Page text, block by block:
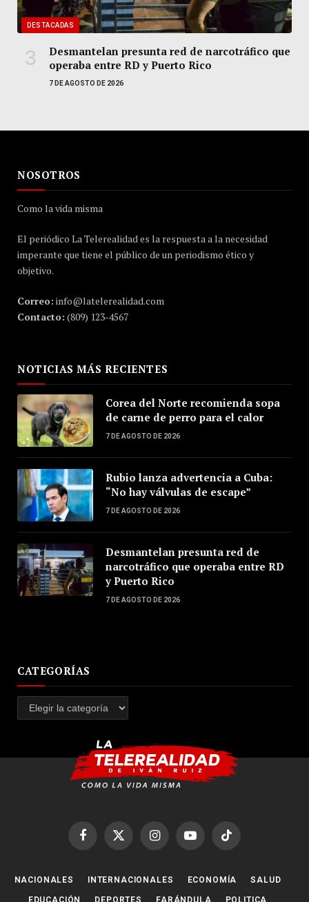
DESTACADAS
Desmantelan presunta red de narcotráfico que
operaba entre RD y Puerto Rico
7 DE AGOSTO DE 2026
NOSOTROS
Como la vida misma
El periódico La Telerealidad es la respuesta a la necesidad
imperante que tiene el público de un periodismo ético y
objetivo.
Correo: info@latelerealidad.com
Contacto: (809) 123-4567
NOTICIAS MÁS RECIENTES
Corea del Norte recomienda sopa
de carne de perro para el calor
7 DE AGOSTO DE 2026
Rubio lanza advertencia a Cuba:
“No hay válvulas de escape”
7 DE AGOSTO DE 2026
Desmantelan presunta red de
narcotráfico que operaba entre RD
y Puerto Rico
7 DE AGOSTO DE 2026
CATEGORÍAS
Categorías
FacebookX
InstagramYouTubeTikTok
NACIONALES INTERNACIONALES ECONOMÍA SALUD
EDUCACIÓN DEPORTES FARÁNDULA POLITICA